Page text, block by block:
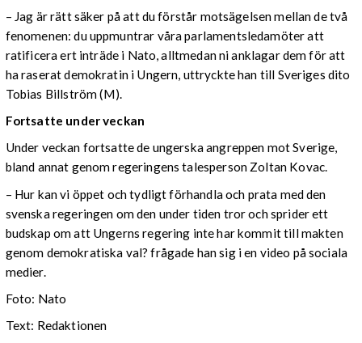
– Jag är rätt säker på att du förstår motsägelsen mellan de två
fenomenen: du uppmuntrar våra parlamentsledamöter att
ratificera ert inträde i Nato, alltmedan ni anklagar dem för att
ha raserat demokratin i Ungern, uttryckte han till Sveriges dito
Tobias Billström (M).
Fortsatte under veckan
Under veckan fortsatte de ungerska angreppen mot Sverige,
bland annat genom regeringens talesperson Zoltan Kovac.
– Hur kan vi öppet och tydligt förhandla och prata med den
svenska regeringen om den under tiden tror och sprider ett
budskap om att Ungerns regering inte har kommit till makten
genom demokratiska val? frågade han sig i en video på sociala
medier.
Foto: Nato
Text: Redaktionen